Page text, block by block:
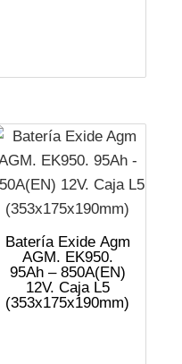
Batería Exide Agm
AGM. EK950.
95Ah – 850A(EN)
12V. Caja L5
(353x175x190mm)